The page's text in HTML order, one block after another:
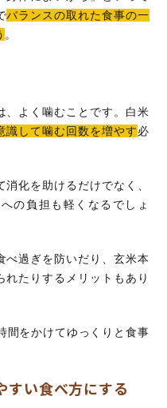
バランスの取れた食事の一
。
、よく噛むことです。白米
識して噛む回数を増やす必
化を助けるだけでなく、
の負担も軽くなるでしょ
べ過ぎを防いだり、玄米本
たりするメリットもあり
間をかけてゆっくりと食事
すい食べ方にする